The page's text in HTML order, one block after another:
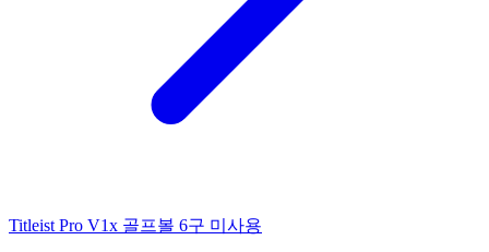
Titleist Pro V1x 골프볼 6구 미사용